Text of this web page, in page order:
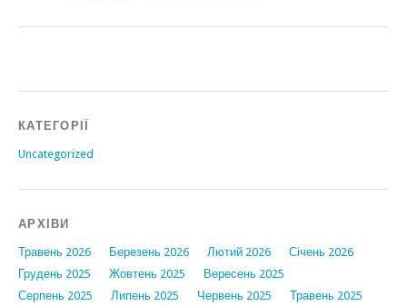
КАТЕГОРІЇ
Uncategorized
АРХІВИ
Травень 2026 Березень 2026 Лютий 2026
Січень 2026
Грудень 2025
Жовтень 2025
Вересень 2025
Серпень 2025
Липень 2025 Червень 2025
Травень 2025